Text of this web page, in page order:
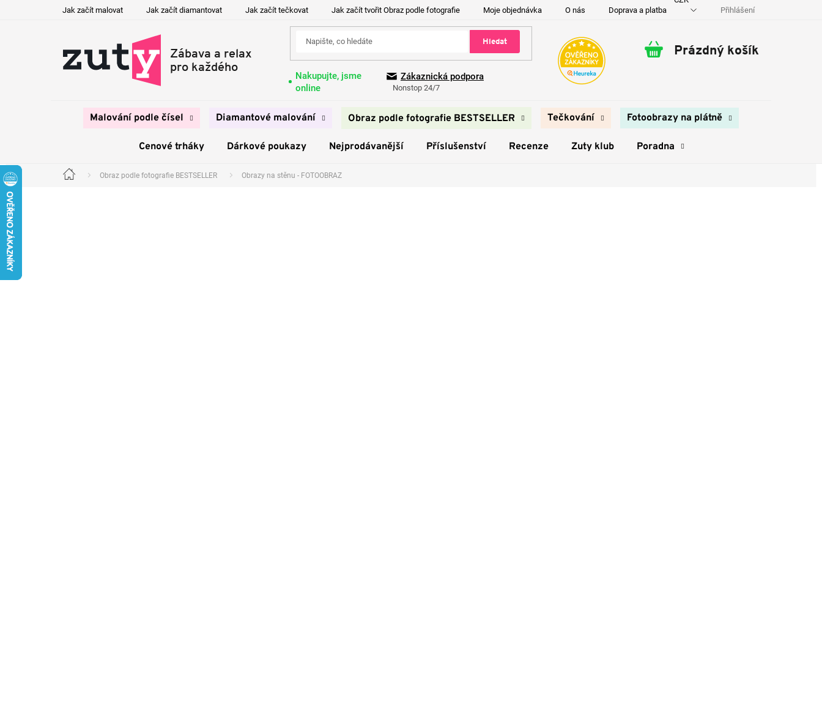
Jak začít malovat Jak začít diamantovat Jak začít tečkovat Jak začít tvořit Obraz podle fotografie Moje objednávka O nás Doprava a platba Kontakty Přihlášení
Hledat
Nakupujte, jsme
online
Zákaznická podpora
Nonstop 24/7
Nákupní
Prázdný košík
Malování podle čísel Diamantové malování Obraz podle fotografie BESTSELLER Tečkování Fotoobrazy na plátně
Cenové trháky Dárkové poukazy Nejprodávanější Příslušenství Recenze Zuty klub Poradna
Domů Obraz podle fotografie BESTSELLER Obrazy na stěnu - FOTOOBRAZ